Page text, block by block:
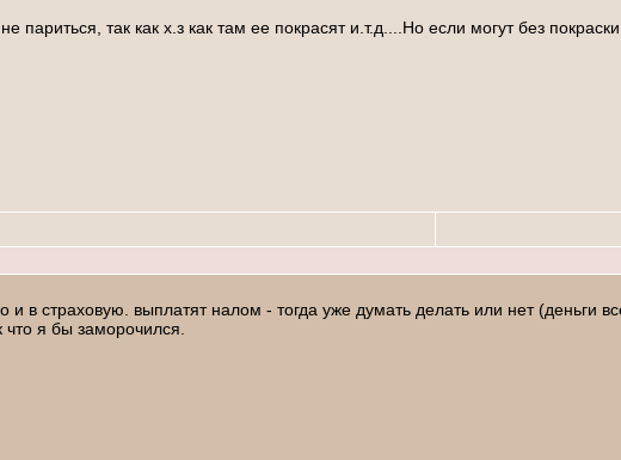
так как х.з как там ее покрасят и.т.д....Но если могут без
в страховую. выплатят налом - тогда уже думать делать или нет (деньги
что я бы заморочился.